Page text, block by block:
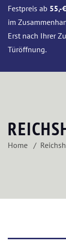
Festpreis ab 55,-
im
Erst nach Ihrer
Türöffnung.
Home